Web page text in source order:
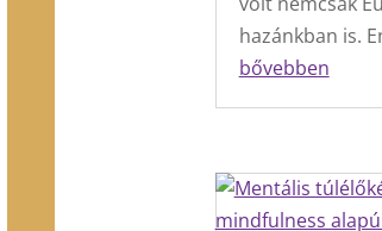
hazánkban is.
bővebben